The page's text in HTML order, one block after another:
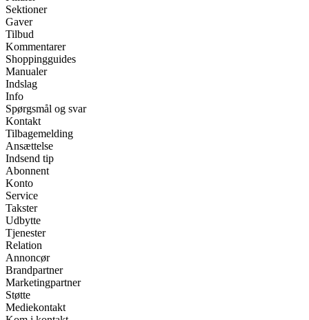
Sektioner
Gaver
Tilbud
Kommentarer
Shoppingguides
Manualer
Indslag
Info
Spørgsmål og svar
Kontakt
Tilbagemelding
Ansættelse
Indsend tip
Abonnent
Konto
Service
Takster
Udbytte
Tjenester
Relation
Annoncør
Brandpartner
Marketingpartner
Støtte
Mediekontakt